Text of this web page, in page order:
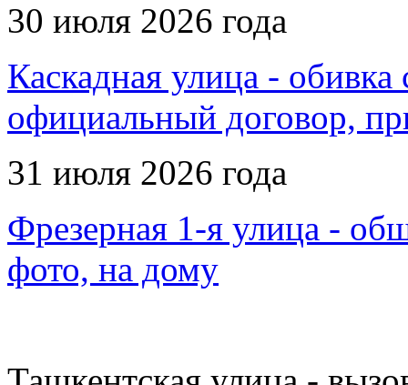
30 июля 2026 года
Каскадная улица - обивка
официальный договор,
31 июля 2026 года
Фрезерная 1-я улица -
фото, на дому